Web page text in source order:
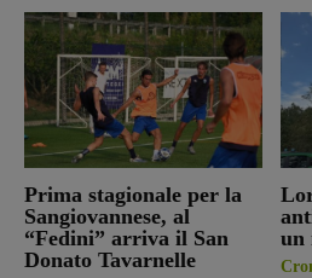
Prima stagionale per la
Sangiovannese, al
“Fedini” arriva il San
Donato Tavarnelle
un